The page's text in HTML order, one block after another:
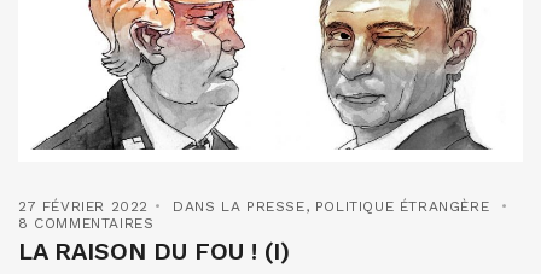
27 FÉVRIER 2022 DANS LA PRESSE, POLITIQUE ÉTRANGÈRE
8 COMMENTAIRES
LA RAISON DU FOU ! (I)